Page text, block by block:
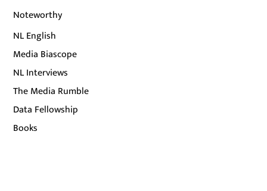
Noteworthy
NL English
Media Biascope
NL Interviews
The Media Rumble
Data Fellowship
Books